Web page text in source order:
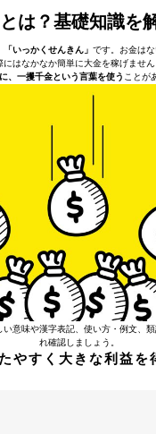
とは？基礎知識を
いっかくせんきん」 です。お金は
はなかなか簡単に大金を稼げません
、一攫千金という言葉を使う ことが
意味や漢字表記、使い方・例文、
れ確認しましょう。
やすく大きな利益を